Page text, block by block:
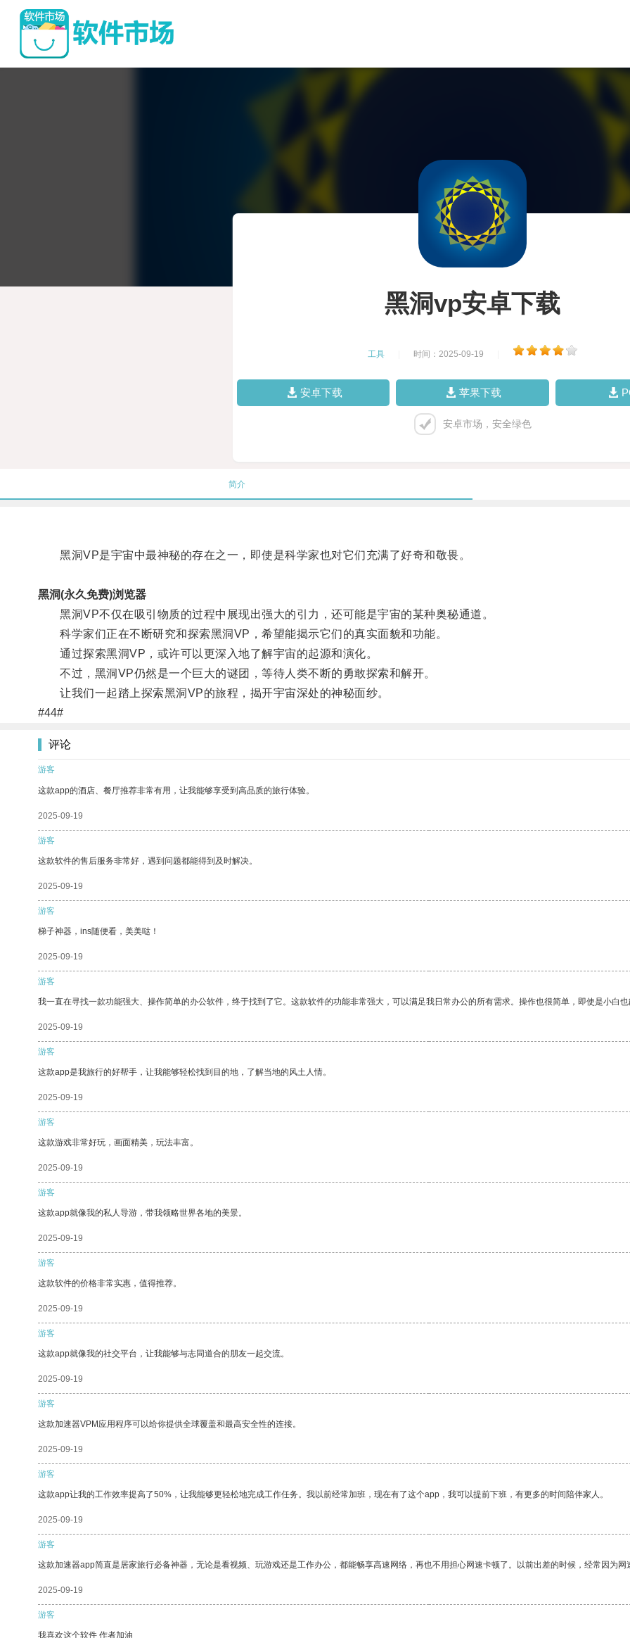
黑洞vp安卓下载
工具 时间：2025-09-19
安卓下载 苹果下载
安卓市场，安全绿色
简介
黑洞VP是宇宙中最神秘的存在之一，即使是科学家也对它们充满了好奇和敬畏。
黑洞(永久免费)浏览器
黑洞VP不仅在吸引物质的过程中展现出强大的引力，还可能是宇宙的某种奥秘通道。
科学家们正在不断研究和探索黑洞VP，希望能揭示它们的真实面貌和功能。
通过探索黑洞VP，或许可以更深入地了解宇宙的起源和演化。
不过，黑洞VP仍然是一个巨大的谜团，等待人类不断的勇敢探索和解开。
让我们一起踏上探索黑洞VP的旅程，揭开宇宙深处的神秘面纱。
#44#
评论
游客
这款app的酒店、餐厅推荐非常有用，让我能够享受到高品质的旅行体验。
2025-09-19
游客
这款软件的售后服务非常好，遇到问题都能得到及时解决。
2025-09-19
游客
梯子神器，ins随便看，美美哒！
2025-09-19
游客
我一直在寻找一款功能强大、操作简单的办公软件，终于找到了它。这款软件的功能非常强大，可以满足我日常办公的所有需求。操作也很简单，即使是小白也
2025-09-19
游客
这款app是我旅行的好帮手，让我能够轻松找到目的地，了解当地的风土人情。
2025-09-19
游客
这款游戏非常好玩，画面精美，玩法丰富。
2025-09-19
游客
这款app就像我的私人导游，带我领略世界各地的美景。
2025-09-19
游客
这款软件的价格非常实惠，值得推荐。
2025-09-19
游客
这款app就像我的社交平台，让我能够与志同道合的朋友一起交流。
2025-09-19
游客
这款加速器VPM应用程序可以给你提供全球覆盖和最高安全性的连接。
2025-09-19
游客
这款app让我的工作效率提高了50%，让我能够更轻松地完成工作任务。我以前经常加班，现在有了这个app，我可以提前下班，有更多的时间陪伴家人。
2025-09-19
游客
这款加速器app简直是居家旅行必备神器，无论是看视频、玩游戏还是工作办公，都能畅享高速网络，再也不用担心网速卡顿了。以前出差的时候，经常因为
2025-09-19
游客
我喜欢这个软件 作者加油